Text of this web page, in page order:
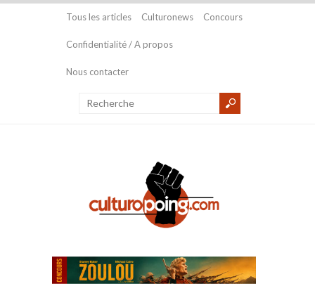
Tous les articles Culturonews Concours
Confidentialité / A propos
Nous contacter